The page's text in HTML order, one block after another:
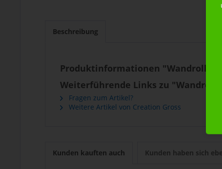
Beschreibung
Produktinformationen
Weiterführende Links zu
Fragen zum Artikel?
Weitere Artikel von Creation Gross
Kunden kauften auch Kunden haben sich